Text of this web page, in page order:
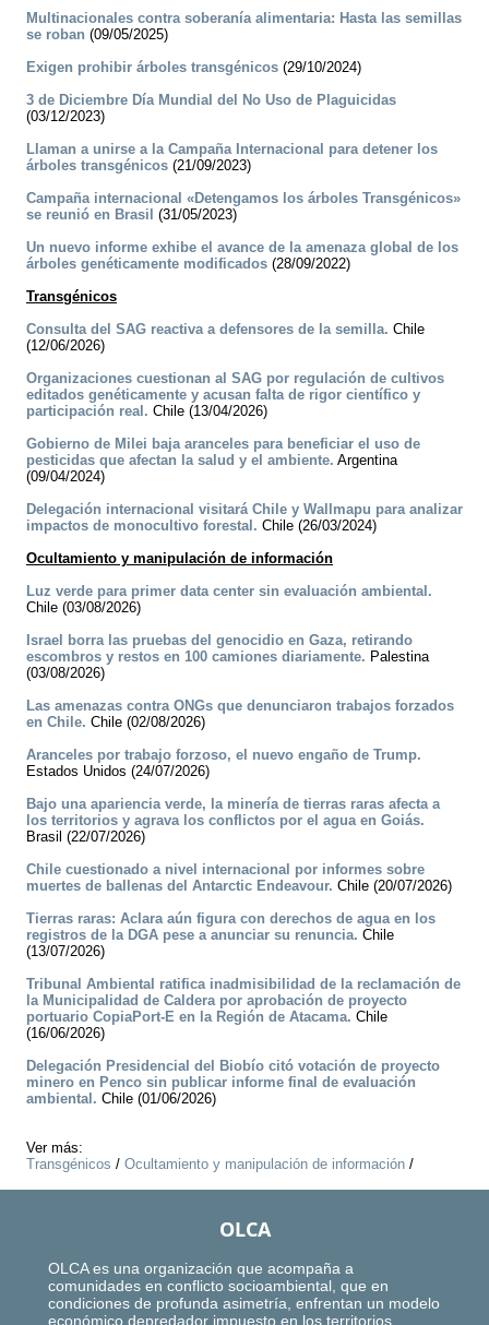
Multinacionales contra soberanía alimentaria: Hasta las semillas
se roban (09/05/2025)
Exigen prohibir árboles transgénicos (29/10/2024)
3 de Diciembre Día Mundial del No Uso de Plaguicidas
(03/12/2023)
Llaman a unirse a la Campaña Internacional para detener los
árboles transgénicos (21/09/2023)
Campaña internacional «Detengamos los árboles Transgénicos»
se reunió en Brasil (31/05/2023)
Un nuevo informe exhibe el avance de la amenaza global de los
árboles genéticamente modificados (28/09/2022)
Transgénicos
Consulta del SAG reactiva a defensores de la semilla. Chile
(12/06/2026)
Organizaciones cuestionan al SAG por regulación de cultivos
editados genéticamente y acusan falta de rigor científico y
participación real. Chile (13/04/2026)
Gobierno de Milei baja aranceles para beneficiar el uso de
pesticidas que afectan la salud y el ambiente. Argentina
(09/04/2024)
Delegación internacional visitará Chile y Wallmapu para analizar
impactos de monocultivo forestal. Chile (26/03/2024)
Ocultamiento y manipulación de información
Luz verde para primer data center sin evaluación ambiental.
Chile (03/08/2026)
Israel borra las pruebas del genocidio en Gaza, retirando
escombros y restos en 100 camiones diariamente. Palestina
(03/08/2026)
Las amenazas contra ONGs que denunciaron trabajos forzados
en Chile. Chile (02/08/2026)
Aranceles por trabajo forzoso, el nuevo engaño de Trump.
Estados Unidos (24/07/2026)
Bajo una apariencia verde, la minería de tierras raras afecta a
los territorios y agrava los conflictos por el agua en Goiás.
Brasil (22/07/2026)
Chile cuestionado a nivel internacional por informes sobre
muertes de ballenas del Antarctic Endeavour. Chile (20/07/2026)
Tierras raras: Aclara aún figura con derechos de agua en los
registros de la DGA pese a anunciar su renuncia. Chile
(13/07/2026)
Tribunal Ambiental ratifica inadmisibilidad de la reclamación de
la Municipalidad de Caldera por aprobación de proyecto
portuario CopiaPort-E en la Región de Atacama. Chile
(16/06/2026)
Delegación Presidencial del Biobío citó votación de proyecto
minero en Penco sin publicar informe final de evaluación
ambiental. Chile (01/06/2026)
Ver más:
Transgénicos / Ocultamiento y manipulación de información /
OLCA
OLCA es una organización que acompaña a
comunidades en conflicto socioambiental, que en
condiciones de profunda asimetría, enfrentan un modelo
económico depredador impuesto en los territorios.